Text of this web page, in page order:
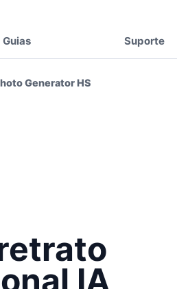
Guias Suporte
Generator HS
IA